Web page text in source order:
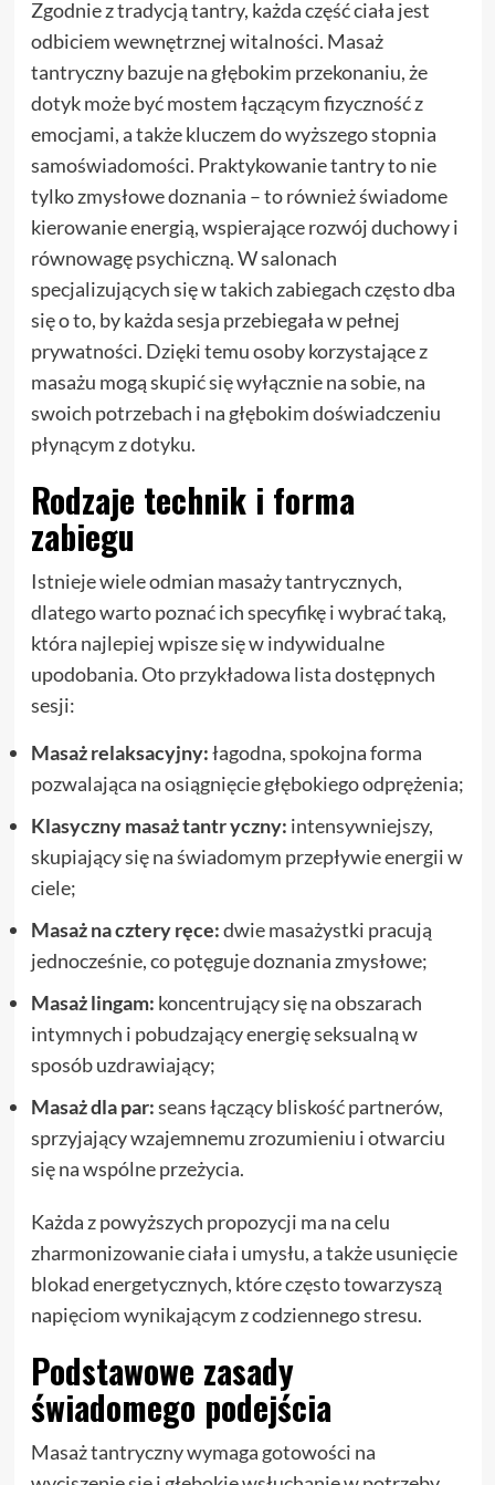
Zgodnie z tradycją tantry, każda część ciała jest
odbiciem wewnętrznej witalności. Masaż
tantryczny bazuje na głębokim przekonaniu, że
dotyk może być mostem łączącym fizyczność z
emocjami, a także kluczem do wyższego stopnia
samoświadomości. Praktykowanie tantry to nie
tylko zmysłowe doznania – to również świadome
kierowanie energią, wspierające rozwój duchowy i
równowagę psychiczną. W salonach
specjalizujących się w takich zabiegach często dba
się o to, by każda sesja przebiegała w pełnej
prywatności. Dzięki temu osoby korzystające z
masażu mogą skupić się wyłącznie na sobie, na
swoich potrzebach i na głębokim doświadczeniu
płynącym z dotyku.
Rodzaje technik i forma
zabiegu
Istnieje wiele odmian masaży tantrycznych,
dlatego warto poznać ich specyfikę i wybrać taką,
która najlepiej wpisze się w indywidualne
upodobania. Oto przykładowa lista dostępnych
sesji:
Masaż relaksacyjny:łagodna, spokojna forma
pozwalająca na osiągnięcie głębokiego odprężenia;
Klasyczny masaż tantr yczny: intensywniejszy,
skupiający się na świadomym przepływie energii w
ciele;
Masaż na cztery ręce:dwie masażystki pracują
jednocześnie, co potęguje doznania zmysłowe;
Masaż lingam: koncentrujący się na obszarach
intymnych i pobudzający energię seksualną w
sposób uzdrawiający;
Masaż dla par:seans łączący bliskość partnerów,
sprzyjający wzajemnemu zrozumieniu i otwarciu
się na wspólne przeżycia.
Każda z powyższych propozycji ma na celu
zharmonizowanie ciała i umysłu, a także usunięcie
blokad energetycznych, które często towarzyszą
napięciom wynikającym z codziennego stresu.
Podstawowe zasady
świadomego podejścia
Masaż tantryczny wymaga gotowości na